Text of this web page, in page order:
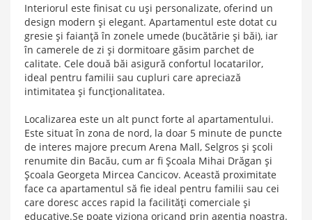
Interiorul este finisat cu uși personalizate, oferind un
design modern și elegant. Apartamentul este dotat cu
gresie și faianță în zonele umede (bucătărie și băi), iar
în camerele de zi și dormitoare găsim parchet de
calitate. Cele două băi asigură confortul locatarilor,
ideal pentru familii sau cupluri care apreciază
intimitatea și funcționalitatea.
Localizarea este un alt punct forte al apartamentului.
Este situat în zona de nord, la doar 5 minute de puncte
de interes majore precum Arena Mall, Selgros și școli
renumite din Bacău, cum ar fi Școala Mihai Drăgan și
Școala Georgeta Mircea Cancicov. Această proximitate
face ca apartamentul să fie ideal pentru familii sau cei
care doresc acces rapid la facilități comerciale și
educative.Se poate viziona oricand prin agentia noastra.